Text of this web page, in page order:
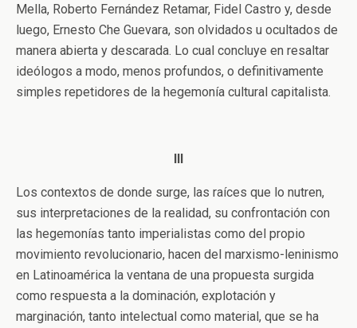
Mella, Roberto Fernández Retamar, Fidel Castro y, desde
luego, Ernesto Che Guevara, son olvidados u ocultados de
manera abierta y descarada. Lo cual concluye en resaltar
ideólogos a modo, menos profundos, o definitivamente
simples repetidores de la hegemonía cultural capitalista.
III
Los contextos de donde surge, las raíces que lo nutren,
sus interpretaciones de la realidad, su confrontación con
las hegemonías tanto imperialistas como del propio
movimiento revolucionario, hacen del marxismo-leninismo
en Latinoamérica la ventana de una propuesta surgida
como respuesta a la dominación, explotación y
marginación, tanto intelectual como material, que se ha